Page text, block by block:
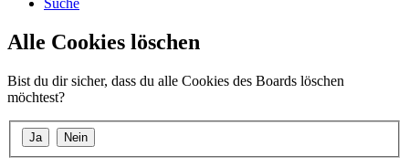
Suche
Alle Cookies löschen
Bist du dir sicher, dass du alle Cookies des Boards löschen
möchtest?